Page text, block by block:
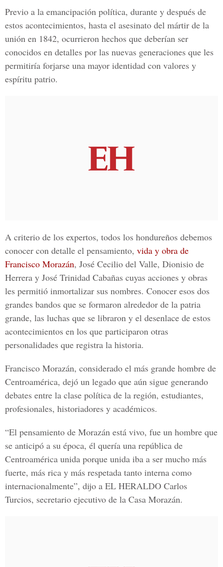
Previo a la emancipación política, durante y después de
estos acontecimientos, hasta el asesinato del mártir de la
unión en 1842, ocurrieron hechos que deberían ser
conocidos en detalles por las nuevas generaciones que les
permitiría forjarse una mayor identidad con valores y
espíritu patrio.
A criterio de los expertos, todos los hondureños debemos
conocer con detalle el pensamiento, vida y obra de
Francisco Morazán, José Cecilio del Valle, Dionisio de
Herrera y José Trinidad Cabañas cuyas acciones y obras
les permitió inmortalizar sus nombres. Conocer esos dos
grandes bandos que se formaron alrededor de la patria
grande, las luchas que se libraron y el desenlace de estos
acontecimientos en los que participaron otras
personalidades que registra la historia.
Francisco Morazán, considerado el más grande hombre de
Centroamérica, dejó un legado que aún sigue generando
debates entre la clase política de la región, estudiantes,
profesionales, historiadores y académicos.
“El pensamiento de Morazán está vivo, fue un hombre que
se anticipó a su época, él quería una república de
Centroamérica unida porque unida iba a ser mucho más
fuerte, más rica y más respetada tanto interna como
internacionalmente”, dijo a EL HERALDO Carlos
Turcios, secretario ejecutivo de la Casa Morazán.